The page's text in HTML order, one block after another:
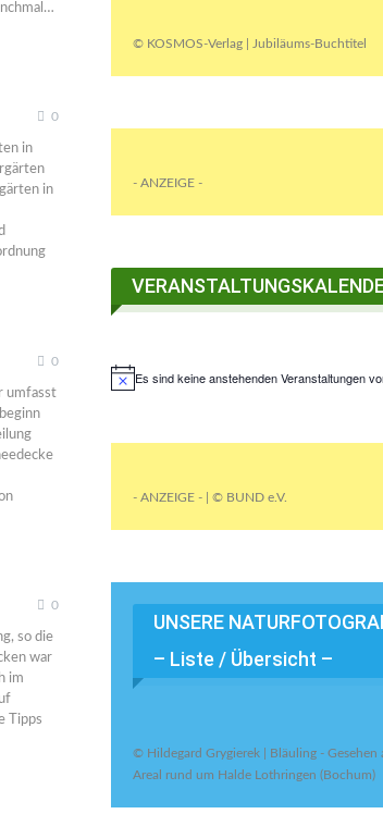
0
in
in
0
umfasst
0
so die
war
im
Tipps
© KOSMOS-Verlag | Jubiläums-Buchtitel
- ANZEIGE -
Es sind keine anstehenden Veranstaltungen
- ANZEIGE - | © BUND e.V.
UNSERE
– Liste / Übersicht –
© Hildegard Grygierek | Bläuling - Gesehen
Areal rund um Halde Lothringen (Bochum)